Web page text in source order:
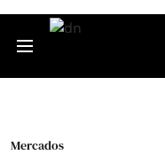
Mercados